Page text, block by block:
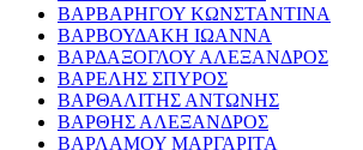
ΒΑΡΒΑΡΗΓΟΥ ΚΩΝΣΤΑΝΤΙΝΑ
ΒΑΡΒΟΥΔΑΚΗ ΙΩΑΝΝΑ
ΒΑΡΔΑΞΟΓΛΟΥ ΑΛΕΞΑΝΔΡΟΣ
ΒΑΡΕΛΗΣ ΣΠΥΡΟΣ
ΒΑΡΘΑΛΙΤΗΣ ΑΝΤΩΝΗΣ
ΒΑΡΘΗΣ ΑΛΕΞΑΝΔΡΟΣ
ΒΑΡΛΑΜΟΥ ΜΑΡΓΑΡΙΤΑ